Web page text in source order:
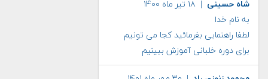
شاه حسینی | ۱۸ تیر ماه ۱۴۰۰
به نام خدا
لطفا راهنمایی بفرمائید کجا می تونیم
برای دوره خلبانی آموزش ببینیم